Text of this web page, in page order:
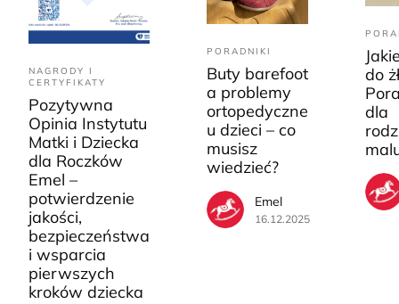
NAGRODY I
CERTYFIKATY
Pozytywna
Opinia Instytutu
Matki i Dziecka
dla Roczków
Emel –
potwierdzenie
jakości,
bezpieczeństwa
i wsparcia
pierwszych
kroków dziecka
PORADNIKI
Buty barefoot
a problemy
ortopedyczne
u dzieci – co
musisz
wiedzieć?
Emel
16.12.2025
do
dla